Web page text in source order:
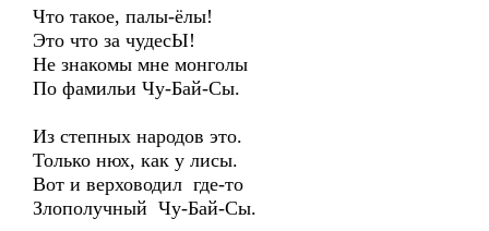
Что такое, палы-ёлы!
Это что за чудесЫ!
Не знакомы мне монголы
По фамильи Чу-Бай-Сы.
Из степных народов это.
Только нюх, как у лисы.
Вот и верховодил где-то
Злополучный Чу-Бай-Сы.